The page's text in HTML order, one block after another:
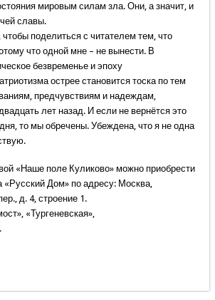
мировым силам зла. Они, а значит, и
славы.
чтобы поделиться с читателем тем, что
что одной мне – не вынести. В
безвременье и эпоху
острее становится тоска по тем
предчувствиям и надеждам,
лет назад. И если не вернётся это
то мы обречены. Убеждена, что я не одна
«Наше поле Куликово» можно приобрести
«Русский Дом» по адресу: Москва,
д. 4, строение 1.
«Тургеневская»,